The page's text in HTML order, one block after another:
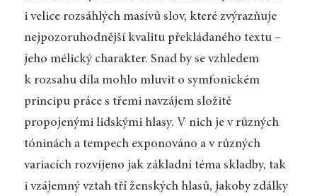
i velice rozsáhlých masívů slov, které zvýrazňuje
nejpozoruhodnější kvalitu překládaného textu –
jeho mélický charakter. Snad by se vzhledem
k rozsahu díla mohlo mluvit o symfonickém
principu práce s třemi navzájem složitě
propojenými lidskými hlasy. V nich je v různých
tóninách a tempech exponováno a v různých
variacích rozvíjeno jak základní téma skladby, tak
i vzájemný vztah tří ženských hlasů, jakoby zdálky